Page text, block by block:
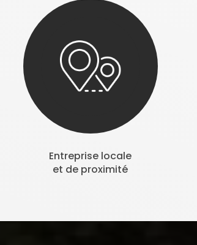
Entreprise locale
et de proximité